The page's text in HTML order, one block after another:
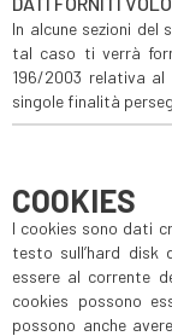
In alcune sezioni
tal caso ti verrà
196/2003 relativa
singole finalità
COOKIES
I cookies sono dati
testo sull’hard disk
essere al corrente
cookies possono
possono anche